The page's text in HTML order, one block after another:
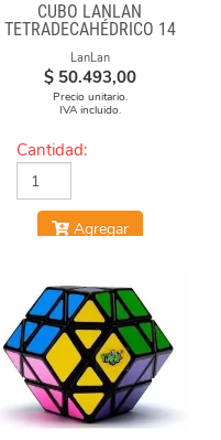
CUBO LANLAN
TETRADECAHÉDRICO 14
FACES GEAR CUBE
BLACK
LanLan
$ 50.493,00
Precio unitario.
IVA incluido.
Cantidad:
Agregar